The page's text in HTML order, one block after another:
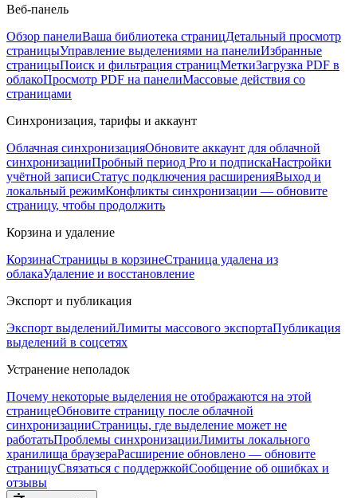
Веб-панель
Обзор панелиВаша библиотека страницДетальный просмотр
страницыУправление выделениями на панелиИзбранные
страницыПоиск и фильтрация страницМеткиЗагрузка PDF в
облакоПросмотр PDF на панелиМассовые действия со
страницами
Синхронизация, тарифы и аккаунт
Облачная синхронизацияОбновите аккаунт для облачной
синхронизацииПробный период Pro и подпискаНастройки
учётной записиСтатус подключения расширенияВыход и
локальный режимКонфликты синхронизации — обновите
страницу, чтобы продолжить
Корзина и удаление
КорзинаСтраницы в корзинеСтраница удалена из
облакаУдаление и восстановление
Экспорт и публикация
Экспорт выделенийЛимиты массового экспортаПубликация
выделений в соцсетях
Устранение неполадок
Почему некоторые выделения не отображаются на этой
страницеОбновите страницу после облачной
синхронизацииСтраницы, где выделение может не
работатьПроблемы синхронизацииЛимиты локального
хранилища браузераРасширение обновлено — обновите
страницуСвязаться с поддержкойСообщение об ошибках и
отзывы